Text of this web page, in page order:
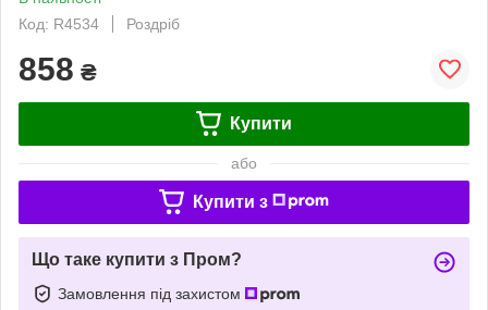
Код: R4534
Роздріб
858 ₴
Купити
або
Купити з
Що таке купити з Пром?
Замовлення під захистом